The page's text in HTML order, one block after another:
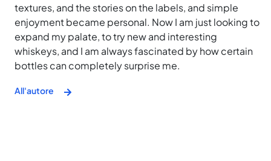
textures, and the stories on the labels, and simple
enjoyment became personal. Now I am just looking to
expand my palate, to try new and interesting
whiskeys, and I am always fascinated by how certain
bottles can completely surprise me.
All'autore